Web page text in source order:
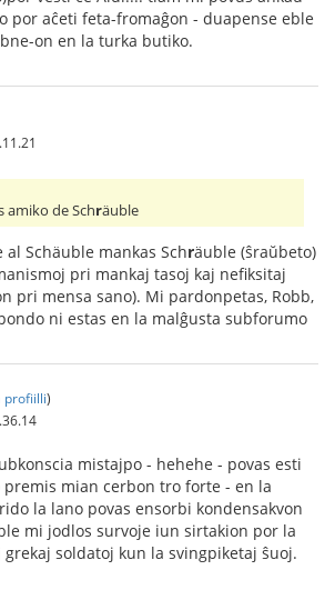
por aĉeti feta-fromaĝon - duapense eble
on en la turka butiko.
amiko de Schräuble
Schäuble mankas Schräuble (ŝraŭbeto)
pri mankaj tasoj kaj nefiksitaj
pri mensa sano). Mi pardonpetas, Robb,
ni estas en la malĝusta subforumo
profiilli)
mistajpo - hehehe - povas esti
mian cerbon tro forte - en la
la lano povas ensorbi kondensakvon
mi jodlos survoje iun sirtakion por la
soldatoj kun la svingpiketaj ŝuoj.